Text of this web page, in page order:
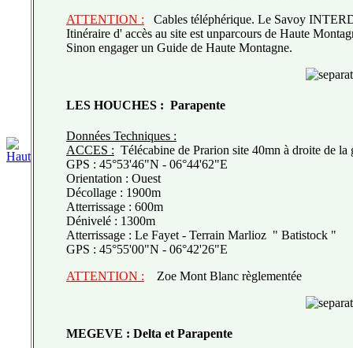
ATTENTION :
Cables téléphérique. Le Savoy
Itinéraire d' accès au site est unparcours de Haute
Sinon engager un Guide de Haute Montagne.
LES HOUCHES : Parapente
Données Techniques :
ACCES : Télécabine de Prarion site 40mn à droite de la
GPS : 45°53'46"N - 06°44'62"E
Orientation : Ouest
Décollage : 1900m
Atterrissage : 600m
Dénivelé : 1300m
Atterrissage : Le Fayet - Terrain Marlioz " Batistock "
GPS : 45°55'00"N - 06°42'26"E
ATTENTION : Zoe Mont Blanc règlementée
MEGEVE : Delta et Parapente